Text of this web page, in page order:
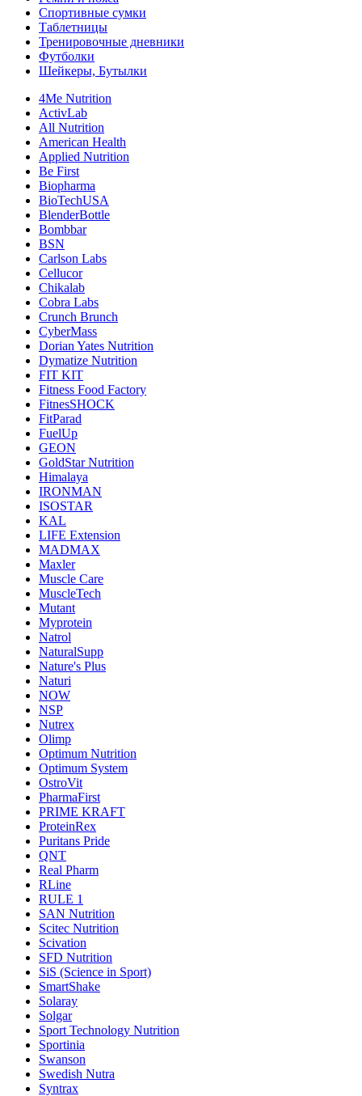
Спортивные сумки
Таблетницы
Тренировочные дневники
Футболки
Шейкеры, Бутылки
4Me Nutrition
ActivLab
All Nutrition
American Health
Applied Nutrition
Be First
Biopharma
BioTechUSA
BlenderBottle
Bombbar
BSN
Carlson Labs
Cellucor
Chikalab
Cobra Labs
Crunch Brunch
CyberMass
Dorian Yates Nutrition
Dymatize Nutrition
FIT KIT
Fitness Food Factory
FitnesSHOCK
FitParad
FuelUp
GEON
GoldStar Nutrition
Himalaya
IRONMAN
ISOSTAR
KAL
LIFE Extension
MADMAX
Maxler
Muscle Care
MuscleTech
Mutant
Myprotein
Natrol
NaturalSupp
Nature's Plus
Naturi
NOW
NSP
Nutrex
Olimp
Optimum Nutrition
Optimum System
OstroVit
PharmaFirst
PRIME KRAFT
ProteinRex
Puritans Pride
QNT
Real Pharm
RLine
RULE 1
SAN Nutrition
Scitec Nutrition
Scivation
SFD Nutrition
SiS (Science in Sport)
SmartShake
Solaray
Solgar
Sport Technology Nutrition
Sportinia
Swanson
Swedish Nutra
Syntrax